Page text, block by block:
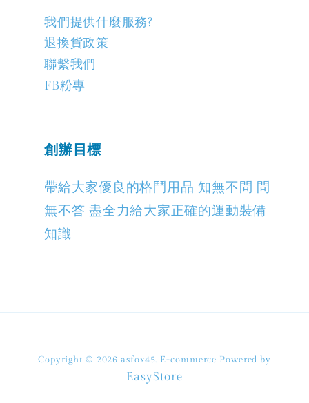
我們提供什麼服務?
退換貨政策
聯繫我們
FB粉專
創辦目標
帶給大家優良的格鬥用品 知無不問 問
無不答 盡全力給大家正確的運動裝備
知識
Copyright © 2026 asfox45. E-commerce Powered by
EasyStore